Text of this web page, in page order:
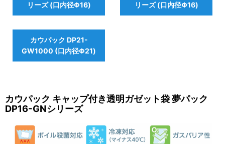
リーズ (口内径Φ16)
リーズ (口内径Φ16)
カウパック DP21-
GW1000 (口内径Φ21)
カウパック キャップ付き透明ガゼット袋 夢パック
DP16-GNシリーズ